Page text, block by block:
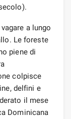
a lungo
Le foreste
piene di
colpisce
delfini e
il mese
Dominicana